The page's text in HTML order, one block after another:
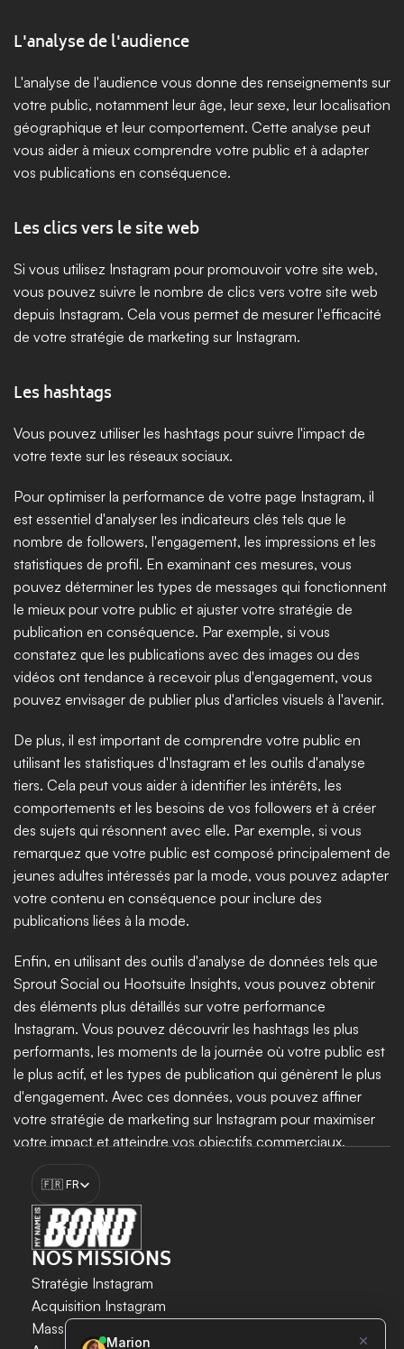
L'analyse de l'audience
L'analyse de l'audience vous donne des renseignements sur
votre public, notamment leur âge, leur sexe, leur localisation
géographique et leur comportement. Cette analyse peut
vous aider à mieux comprendre votre public et à adapter
vos publications en conséquence.
Les clics vers le site web
Si vous utilisez Instagram pour promouvoir votre site web,
vous pouvez suivre le nombre de clics vers votre site web
depuis Instagram. Cela vous permet de mesurer l'efficacité
de votre stratégie de marketing sur Instagram.
Les hashtags
Vous pouvez utiliser les hashtags pour suivre l'impact de
votre texte sur les réseaux sociaux.
Pour optimiser la performance de votre page Instagram, il
est essentiel d'analyser les indicateurs clés tels que le
nombre de followers, l'engagement, les impressions et les
statistiques de profil. En examinant ces mesures, vous
pouvez déterminer les types de messages qui fonctionnent
le mieux pour votre public et ajuster votre stratégie de
publication en conséquence. Par exemple, si vous
constatez que les publications avec des images ou des
vidéos ont tendance à recevoir plus d'engagement, vous
pouvez envisager de publier plus d'articles visuels à l'avenir.
De plus, il est important de comprendre votre public en
utilisant les statistiques d'Instagram et les outils d'analyse
tiers. Cela peut vous aider à identifier les intérêts, les
comportements et les besoins de vos followers et à créer
des sujets qui résonnent avec elle. Par exemple, si vous
remarquez que votre public est composé principalement de
jeunes adultes intéressés par la mode, vous pouvez adapter
votre contenu en conséquence pour inclure des
publications liées à la mode.
Enfin, en utilisant des outils d'analyse de données tels que
Sprout Social ou Hootsuite Insights, vous pouvez obtenir
des éléments plus détaillés sur votre performance
Instagram. Vous pouvez découvrir les hashtags les plus
performants, les moments de la journée où votre public est
le plus actif, et les types de publication qui génèrent le plus
d'engagement. Avec ces données, vous pouvez affiner
votre stratégie de marketing sur Instagram pour maximiser
votre impact et atteindre vos objectifs commerciaux.
Booster ma croissance
LA CROISSANCE INSTAGRAM
🇫🇷 FR
NOS MISSIONS
Stratégie Instagram
Acquisition Instagram
Mass DM Instagram